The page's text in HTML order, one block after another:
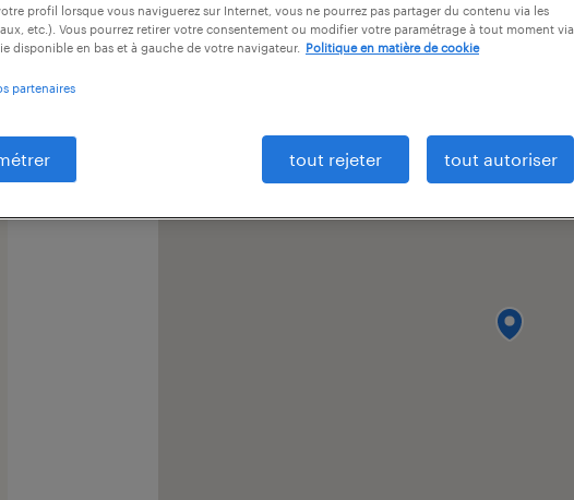
profil lorsque vous naviguerez sur Internet, vous ne pourrez pas partager du contenu via les
etc.). Vous pourrez retirer votre consentement ou modifier votre paramétrage à tout moment via
disponible en bas et à gauche de votre navigateur.
Politique en matière de cookie
partenaires
tout rejeter tout autoriser